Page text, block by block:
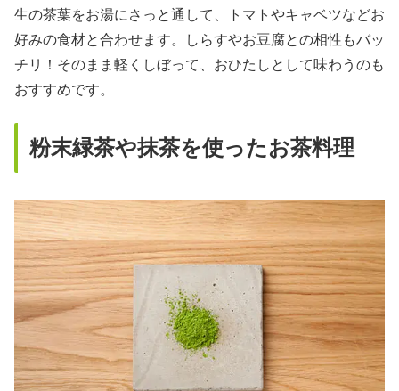
生の茶葉をお湯にさっと通して、トマトやキャベツなどお
好みの食材と合わせます。しらすやお豆腐との相性もバッ
チリ！そのまま軽くしぼって、おひたしとして味わうのも
おすすめです。
粉末緑茶や抹茶を使ったお茶料理